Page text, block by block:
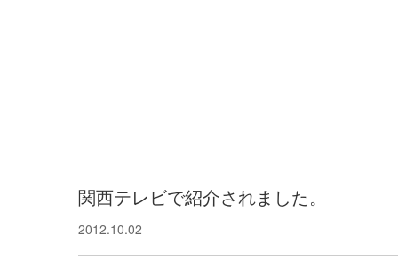
関西テレビで紹介されました。
2012.10.02